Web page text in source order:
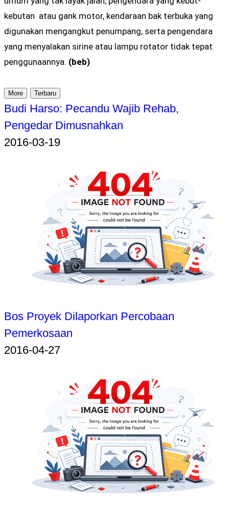
kebutan atau gank motor, kendaraan bak terbuka yang
digunakan mengangkut penumpang, serta pengendara
yang menyalakan sirine atau lampu rotator tidak tepat
penggunaannya. (beb)
More Terbaru
Budi Harso: Pecandu Wajib Rehab,
Pengedar Dimusnahkan
2016-03-19
Bos Proyek Dilaporkan Percobaan
Pemerkosaan
2016-04-27